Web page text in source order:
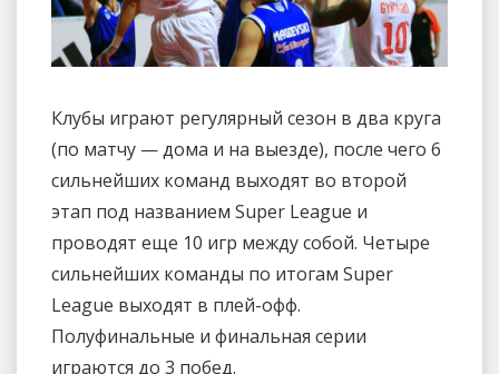
Клубы играют регулярный сезон в два круга
(по матчу — дома и на выезде), после чего 6
сильнейших команд выходят во второй
этап под названием Super League и
проводят еще 10 игр между собой. Четыре
сильнейших команды по итогам Super
League выходят в плей-офф.
Полуфинальные и финальная серии
играются до 3 побед.